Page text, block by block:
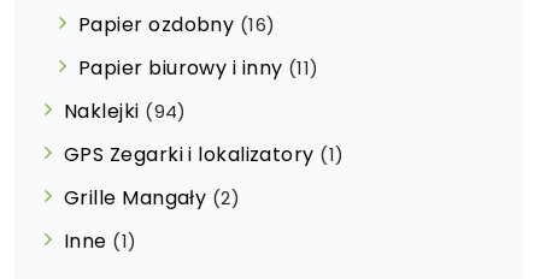
Papier ozdobny (16)
Papier biurowy i inny (11)
Naklejki (94)
GPS Zegarki i lokalizatory (1)
Grille Mangały (2)
Inne (1)